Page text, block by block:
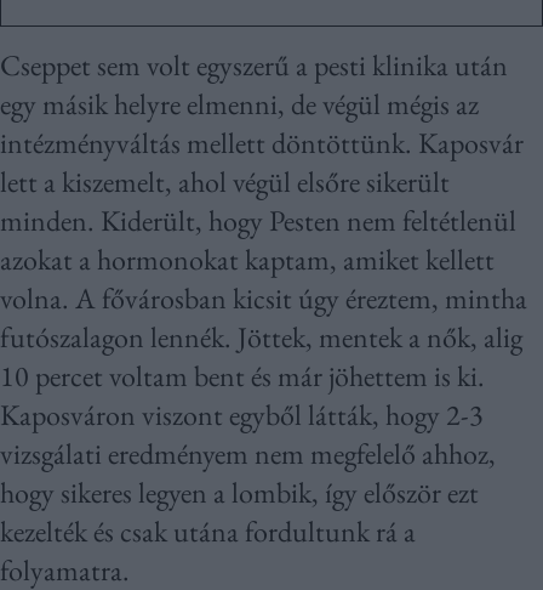
Cseppet sem volt egyszerű a pesti klinika után
egy másik helyre elmenni, de végül mégis az
intézményváltás mellett döntöttünk. Kaposvár
lett a kiszemelt, ahol végül elsőre sikerült
minden. Kiderült, hogy Pesten nem feltétlenül
azokat a hormonokat kaptam, amiket kellett
volna. A fővárosban kicsit úgy éreztem, mintha
futószalagon lennék. Jöttek, mentek a nők, alig
10 percet voltam bent és már jöhettem is ki.
Kaposváron viszont egyből látták, hogy 2-3
vizsgálati eredményem nem megfelelő ahhoz,
hogy sikeres legyen a lombik, így először ezt
kezelték és csak utána fordultunk rá a
folyamatra.